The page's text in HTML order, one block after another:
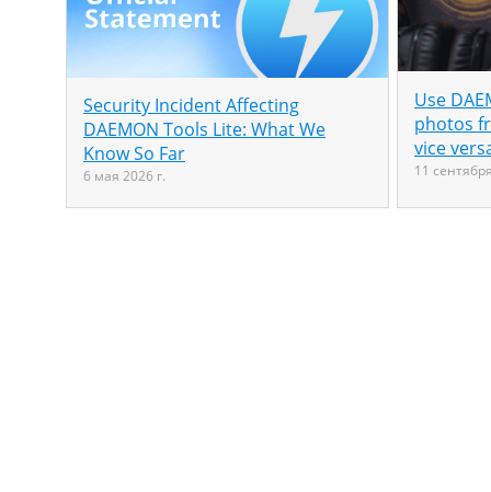
Security Incident Affecting
DAEMON Tools Lite: What We
Know So Far
6 мая 2026 г.
Use
photos
vice
11